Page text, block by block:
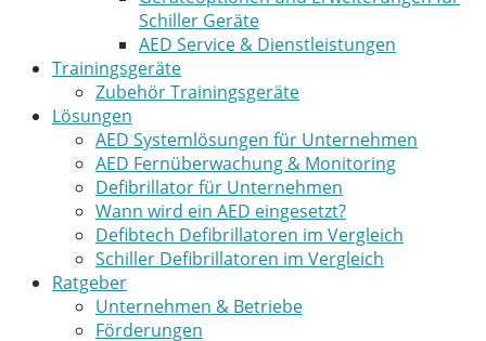
Schiller Geräte
AED Service & Dienstleistungen
Trainingsgeräte
Zubehör Trainingsgeräte
Lösungen
AED Systemlösungen für Unternehmen
AED Fernüberwachung & Monitoring
Defibrillator für Unternehmen
Wann wird ein AED eingesetzt?
Defibtech Defibrillatoren im Vergleich
Schiller Defibrillatoren im Vergleich
Ratgeber
Unternehmen & Betriebe
Förderungen